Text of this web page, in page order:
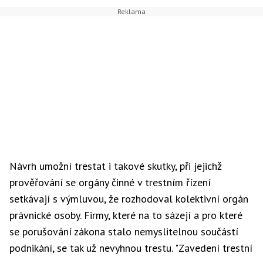
Návrh umožní trestat i takové skutky, při jejichž
prověřování se orgány činné v trestním řízení
setkávají s výmluvou, že rozhodoval kolektivní orgán
právnické osoby. Firmy, které na to sázejí a pro které
se porušování zákona stalo nemyslitelnou součástí
podnikání, se tak už nevyhnou trestu. "Zavedení trestní